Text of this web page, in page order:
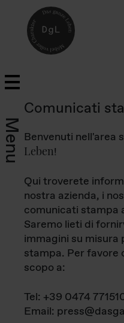
Menu
Comunicati
Benvenuti nell'area
Leben!
Qui troverete
nostra azienda, i
comunicati stampa
Saremo lieti di
immagini su misura
stampa. Per
scopo a:
Tel: +39 0474
Email: